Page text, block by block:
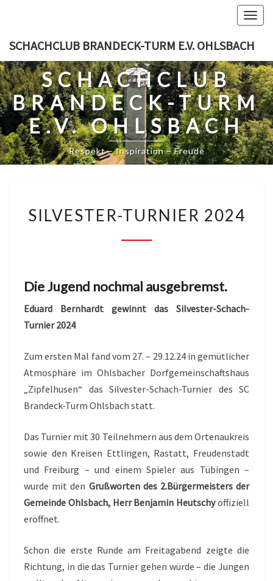
content
SCHACHCLUB BRANDECK-TURM E.V. OHLSBACH
SCHACHCLUB
BRANDECK-TURM
E.V. OHLSBACH
Respekt – Inspiration – Freude
TURNIER
SILVESTER-TURNIER 2024
Die Jugend nochmal ausgebremst.
Eduard Bernhardt gewinnt das Silvester-Schach-
Turnier 2024
Zum ersten Mal fand vom 27. – 29.12.24 in gemütlicher
Atmosphäre im Ohlsbacher Dorfgemeinschaftshaus
„Zipfelhusen“ das Silvester-Schach-Turnier des SC
Brandeck-Turm Ohlsbach statt.
Das Turnier mit 30 Teilnehmern aus dem Ortenaukreis
sowie den Kreisen Ettlingen, Rastatt, Freudenstadt
und Freiburg – und einem Spieler aus Tübingen –
wurde mit den Grußworten des 2.Bürgermeisters der
Gemeinde Ohlsbach, Herr Benjamin Heutschyoffiziell
eröffnet.
Schon die erste Runde am Freitagabend zeigte die
Richtung, in die das Turnier gehen würde – die Jungen